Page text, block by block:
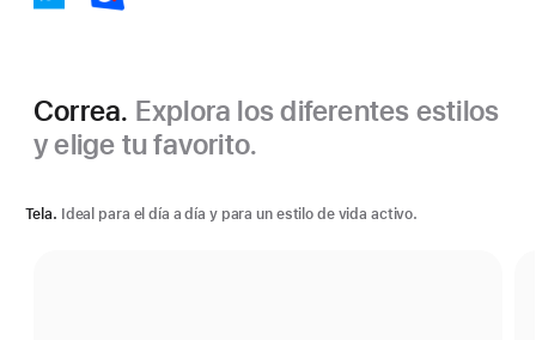
Correa. Explora los diferentes estilos
y elige tu favorito.
Tela. Ideal para el día a día y para un estilo de vida activo.